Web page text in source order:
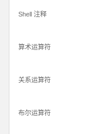
Shell 注释
算术运算符
关系运算符
布尔运算符